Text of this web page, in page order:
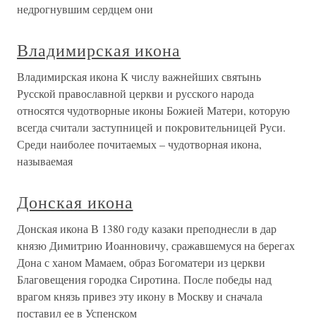
недрогнувшим сердцем они
Владимирская икона
Владимирская икона К числу важнейших святынь
Русской православной церкви и русского народа
относятся чудотворные иконы Божией Матери, которую
всегда считали заступницей и покровительницей Руси.
Среди наиболее почитаемых – чудотворная икона,
называемая
Донская икона
Донская икона В 1380 году казаки преподнесли в дар
князю Димитрию Иоанновичу, сражавшемуся на берегах
Дона с ханом Мамаем, образ Богоматери из церкви
Благовещения городка Сиротина. После победы над
врагом князь привез эту икону в Москву и сначала
поставил ее в Успенском